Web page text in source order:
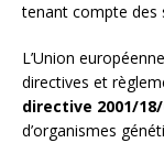
tenant compte des
L’Union
directives et
directive 2001/18/
d’organismes